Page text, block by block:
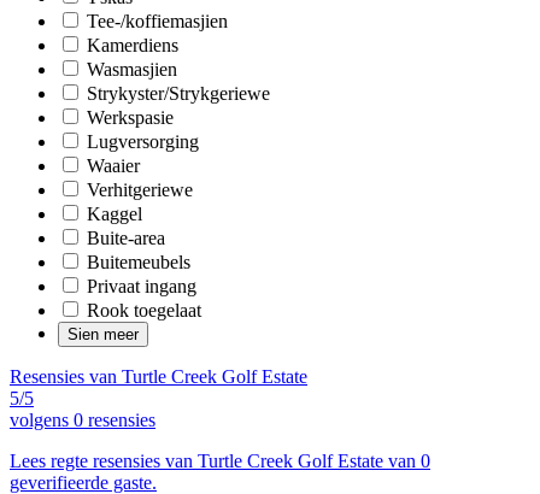
Tee-/koffiemasjien
Kamerdiens
Wasmasjien
Strykyster/Strykgeriewe
Werkspasie
Lugversorging
Waaier
Verhitgeriewe
Kaggel
Buite-area
Buitemeubels
Privaat ingang
Rook toegelaat
Sien meer
Resensies van Turtle Creek Golf Estate
5/5
volgens 0 resensies
Lees regte resensies van Turtle Creek Golf Estate van 0
geverifieerde gaste.